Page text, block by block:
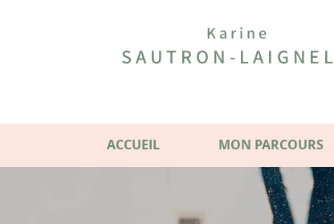
Karine
SAUTRON-LAIGNEL
ACCUEIL MON PARCOURS